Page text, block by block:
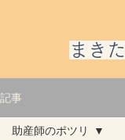
まき
記事
助産師のポツリ